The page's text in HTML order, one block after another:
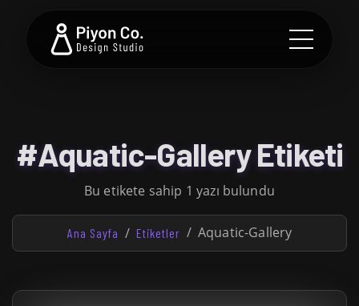
#Aquatic-Gallery Etiketi
Bu etikete sahip 1 yazı bulundu
Ana Sayfa Etiketler Aquatic-Gallery